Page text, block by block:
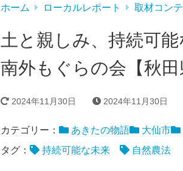
ホーム ローカルレポート 取材コン
土と親しみ、持続可
南外もぐらの会【秋
2024年11月30日 2024年11月30日
カテゴリー： あきたの物語
大仙市
タグ：
持続可能な未来 自然農法